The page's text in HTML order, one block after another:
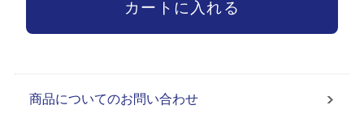
商品についてのお問い合わせ